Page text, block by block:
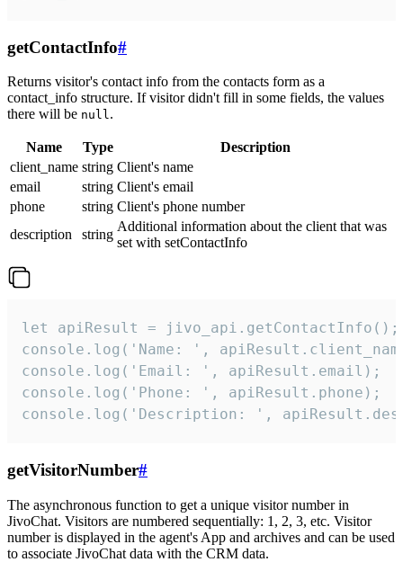
getContactInfo#
Returns visitor's contact info from the contacts form as a
contact_info structure. If visitor didn't fill in some fields, the values
there will be null.
Name Type
Description
client_name string Client's name
email
string Client's email
phone
string Client's phone number
description
string
Additional information about the client that was
set with setContactInfo
let apiResult = jivo_api.getContactInfo();
console.log('Name: ',
console.log('Email: ', apiResult.email);
console.log('Phone: ', apiResult.phone);
console.log('Description: ',
getVisitorNumber#
The asynchronous function to get a unique visitor number in
JivoChat. Visitors are numbered sequentially: 1, 2, 3, etc. Visitor
number is displayed in the agent's App and archives and can be used
to associate JivoChat data with the CRM data.